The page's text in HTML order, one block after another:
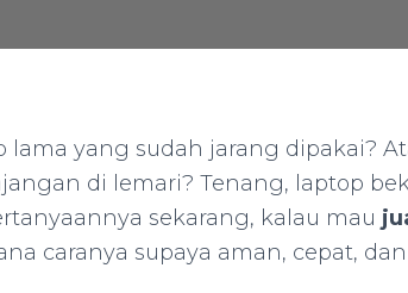
lama yang sudah jarang dipakai?
di lemari? Tenang, laptop
sekarang, kalau mau
caranya supaya aman, cepat,